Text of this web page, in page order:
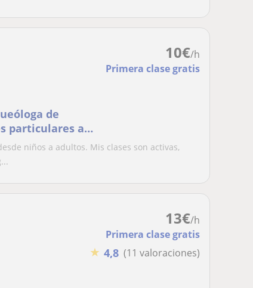
10€/h
Primera clase gratis
particulares a
clases son
aprender
niños a adultos. Mis clases son activas,
13€/h
Primera clase gratis
★ 4,8 (11 valoraciones)